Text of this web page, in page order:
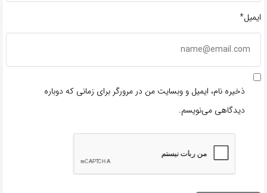
ایمیل*
ذخیره نام، ایمیل و وبسایت من در مرورگر برای زمانی که دوباره
دیدگاهی می‌نویسم.